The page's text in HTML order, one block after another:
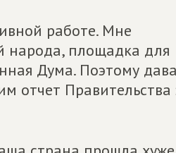
работе. Мне
народа, площадка для
Дума. Поэтому
отчет Правительства